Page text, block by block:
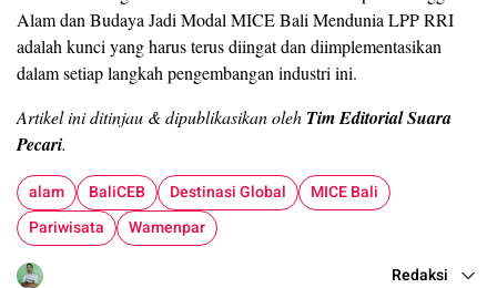
Alam dan Budaya Jadi Modal MICE Bali Mendunia LPP RRI
adalah kunci yang harus terus diingat dan diimplementasikan
dalam setiap langkah pengembangan industri ini.
Artikel ini ditinjau & dipublikasikan oleh Tim Editorial Suara
Pecari.
alam BaliCEB Destinasi Global
MICE Bali
Pariwisata
Wamenpar
Redaksi